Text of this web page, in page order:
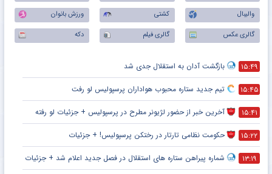
والیبال
کشتی
ورزش بانوان
گالری عکس
گالری فیلم دکه
۱۵:۴۹ بازگشت آدان به استقلال جدی شد
۱۵:۴۵ تیم جدید ستاره محبوب هواداران پرسپولیس لو رفت
۱۵:۴۱ آخرین خبر از حضور لژیونر مطرح در پرسپولیس + جزئیات لو رفته
۱۵:۲۲ حکومت نظامی تارتار در رختکن پرسپولیس! + جزئیات
۱۳:۱۹ شماره پیراهن ستاره های استقلال در فصل جدید اعلام شد + جزئیات